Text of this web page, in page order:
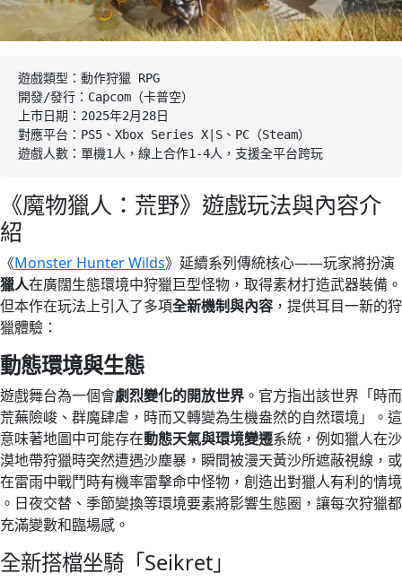
遊戲類型：動作狩獵 RPG
開發/發行：Capcom（卡普空）
上市日期：2025年2月28日
對應平台：PS5、Xbox Series X|S、PC（Steam）
遊戲人數：單機1人，線上合作1-4人，支援全平台跨玩
《魔物獵人：荒野》遊戲玩法與內容介
紹
《Monster Hunter Wilds》延續系列傳統核心——玩家將扮演
獵人在廣闊生態環境中狩獵巨型怪物，取得素材打造武器裝備。
但本作在玩法上引入了多項全新機制與內容 ，提供耳目一新的狩
獵體驗：
動態環境與生態
遊戲舞台為一個會劇烈變化的開放世界 。官方指出該世界「時而
荒蕪險峻、群魔肆虐，時而又轉變為生機盎然的自然環境」。這
意味著地圖中可能存在動態天氣與環境變遷系統，例如獵人在沙
漠地帶狩獵時突然遭遇沙塵暴，瞬間被漫天黃沙所遮蔽視線，或
在雷雨中戰鬥時有機率雷擊命中怪物，創造出對獵人有利的情境​
。日夜交替、季節變換等環境要素將影響生態圈，讓每次狩獵都
充滿變數和臨場感。
全新搭檔坐騎「Seikret」